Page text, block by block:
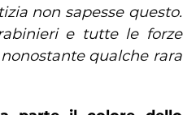
non sapesse questo.
e tutte le forze
qualche rara